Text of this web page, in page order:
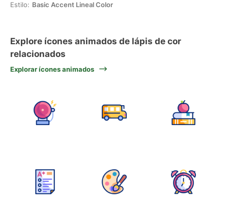
Estilo: Basic Accent Lineal Color
Explore ícones animados de lápis de cor
relacionados
Explorar ícones animados